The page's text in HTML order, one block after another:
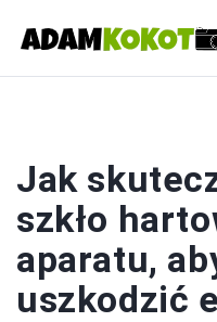
Jak
szkło
aparatu,
uszkodzić